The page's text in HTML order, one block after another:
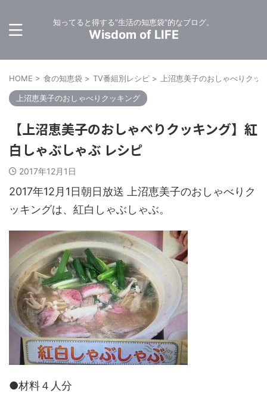
知ってると得する”生活の知恵袋”的なブログ。
Wisdom of LIFE
HOME > 食の知恵袋 > TV番組別レシピ > 上沼恵美子のおしゃべりクッ
上沼恵美子のおしゃべりクッキング
【上沼恵美子のおしゃべりクッキング】紅
白しゃぶしゃぶ レシピ
2017年12月1日
2017年12月1日朝日放送 上沼恵美子のおしゃべりク
ッキングは、紅白しゃぶしゃぶ。
●材料４人分